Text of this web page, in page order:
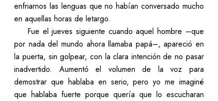
enfriarnos las lenguas que no habían conversado mucho
en aquellas horas de letargo.
Fue el jueves siguiente cuando aquel hombre –que
por nada del mundo ahora llamaba papá–, apareció en
la puerta, sin golpear, con la clara intención de no pasar
inadvertido. Aumentó el volumen de la voz para
demostrar que hablaba en serio, pero yo me imaginé
que hablaba fuerte porque quería que lo escucharan